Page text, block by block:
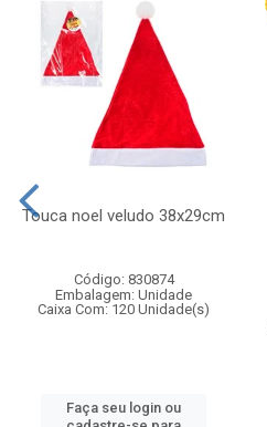
Touca noel veludo 38x29cm
Código: 830874
Embalagem: Unidade
Caixa Com: 120 Unidade(s)
Faça seu login ou